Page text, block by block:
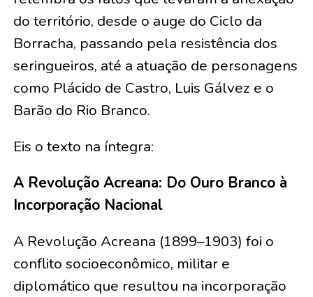
do território, desde o auge do Ciclo da
Borracha, passando pela resistência dos
seringueiros, até a atuação de personagens
como Plácido de Castro, Luis Gálvez e o
Barão do Rio Branco.
Eis o texto na íntegra:
A Revolução Acreana: Do Ouro Branco à
Incorporação Nacional
A Revolução Acreana (1899–1903) foi o
conflito socioeconômico, militar e
diplomático que resultou na incorporação